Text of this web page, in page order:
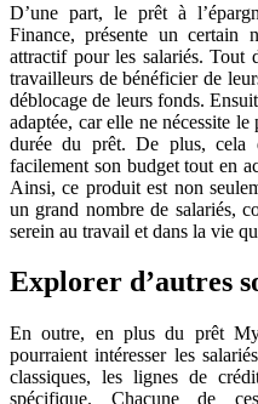
D’une part, le prêt à
Finance, présente un certain
attractif pour les salariés. Tout
travailleurs de bénéficier de
déblocage de leurs fonds.
adaptée, car elle ne nécessite
durée du prêt. De plus, cela
facilement son budget tout en
Ainsi, ce produit est non
un grand nombre de salariés,
serein au travail et dans la vie
Explorer d’autres
En outre, en plus du prêt
pourraient intéresser les
classiques, les lignes de
spécifique. Chacune de